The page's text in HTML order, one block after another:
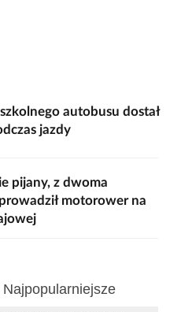
autobusu dostał
jazdy
pijany, z dwoma
motorower na
Najpopularniejsze